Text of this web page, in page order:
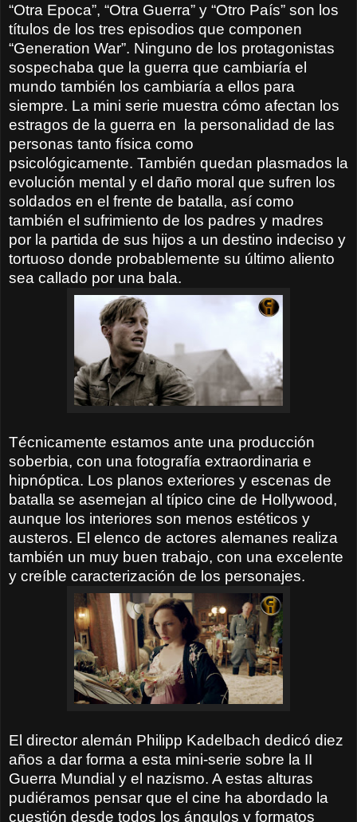
“Otra Epoca”, “Otra Guerra” y “Otro País” son los
títulos de los tres episodios que componen
“Generation War”. Ninguno de los protagonistas
sospechaba que la guerra que cambiaría el
mundo también los cambiaría a ellos para
siempre. La mini serie muestra cómo afectan los
estragos de la guerra en la personalidad de las
personas tanto física como
psicológicamente. También quedan plasmados la
evolución mental y el daño moral que sufren los
soldados en el frente de batalla, así como
también el sufrimiento de los padres y madres
por la partida de sus hijos a un destino indeciso y
tortuoso donde probablemente su último aliento
sea callado por una bala.
Técnicamente estamos ante una producción
soberbia, con una fotografía extraordinaria e
hipnóptica. Los planos exteriores y escenas de
batalla se asemejan al típico cine de Hollywood,
aunque los interiores son menos estéticos y
austeros. El elenco de actores alemanes realiza
también un muy buen trabajo, con una excelente
y creíble caracterización de los personajes.
El director alemán Philipp Kadelbach dedicó diez
años a dar forma a esta mini-serie sobre la II
Guerra Mundial y el nazismo. A estas alturas
pudiéramos pensar que el cine ha abordado la
cuestión desde todos los ángulos y formatos